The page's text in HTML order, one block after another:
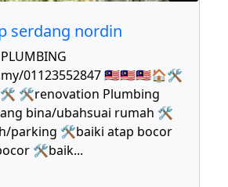
serdang nordin
01123552847 🇲🇾🇲🇾🇲🇾🏠🛠
Plumbing
bina/ubahsuai rumah 🛠
parking 🛠baiki atap bocor
🛠baik...